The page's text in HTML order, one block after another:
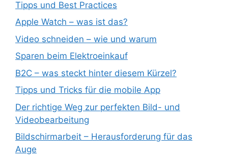
Tipps und Best Practices
Apple Watch – was ist das?
Video schneiden – wie und warum
Sparen beim Elektroeinkauf
B2C – was steckt hinter diesem Kürzel?
Tipps und Tricks für die mobile App
Der richtige Weg zur perfekten Bild- und
Videobearbeitung
Bildschirmarbeit – Herausforderung für das
Auge